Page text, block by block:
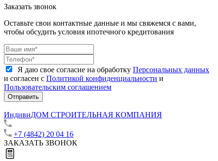
Заказать звонок
Оставьте свои контактные данные и мы свяжемся с вами,
чтобы обсудить условия ипотечного кредитования
Я даю свое согласие на обработку Персональных данных
и согласен с Политикой конфиденциальности и
Пользовательским соглашением
Отправить
ИндивиДОМ СТРОИТЕЛЬНАЯ КОМПАНИЯ
+7 (4842) 20 04 16
ЗАКАЗАТЬ ЗВОНОК